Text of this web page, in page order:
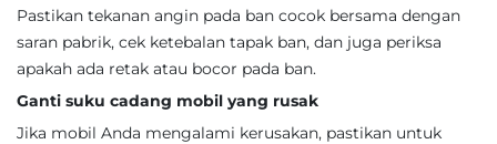
Pastikan tekanan angin pada ban cocok bersama dengan
saran pabrik, cek ketebalan tapak ban, dan juga periksa
apakah ada retak atau bocor pada ban.
Ganti suku cadang mobil yang rusak
Jika mobil Anda mengalami kerusakan, pastikan untuk